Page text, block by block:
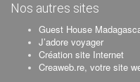
Nos autres sites
Guest House
J’adore voyager
Création site Internet
Creaweb.re, votre site